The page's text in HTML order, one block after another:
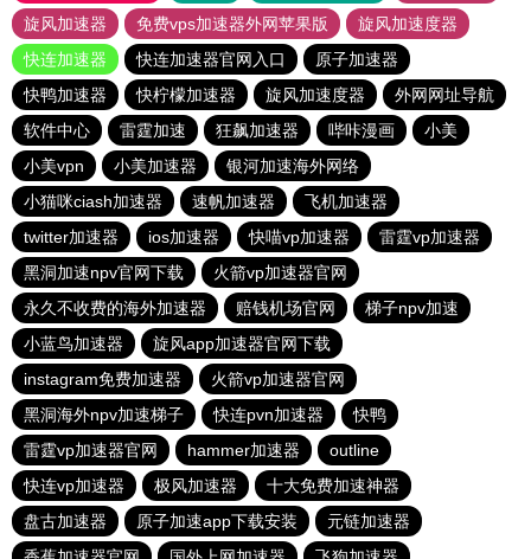
旋风加速器
免费vps加速器外网苹果版
旋风加速度器
快连加速器
快连加速器官网入口
原子加速器
快鸭加速器
快柠檬加速器 旋风加速度器
外网网址导航
软件中心
雷霆加速 狂飙加速器 哔咔漫画
小美
小美vpn
小美加速器
银河加速海外网络
小猫咪ciash加速器
速帆加速器
飞机加速器
twitter加速器
ios加速器 快喵vp加速器
雷霆vp加速器
黑洞加速npv官网下载
火箭vp加速器官网
永久不收费的海外加速器
赔钱机场官网
梯子npv加速
小蓝鸟加速器
旋风app加速器官网下载
instagram免费加速器
火箭vp加速器官网
黑洞海外npv加速梯子
快连pvn加速器
快鸭
雷霆vp加速器官网
hammer加速器
outline
快连vp加速器
极风加速器
十大免费加速神器
盘古加速器
原子加速app下载安装
元链加速器